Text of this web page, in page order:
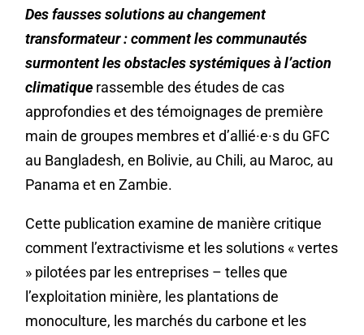
Des fausses solutions au changement
transformateur : comment les communautés
surmontent les obstacles systémiques à l’action
climatique rassemble des études de cas
approfondies et des témoignages de première
main de groupes membres et d’allié·e·s du GFC
au Bangladesh, en Bolivie, au Chili, au Maroc, au
Panama et en Zambie.
Cette publication examine de manière critique
comment l’extractivisme et les solutions « vertes
» pilotées par les entreprises – telles que
l’exploitation minière, les plantations de
monoculture, les marchés du carbone et les